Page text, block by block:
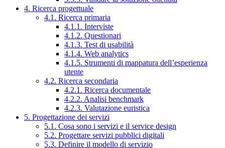
4. Ricerca progettuale
4.1. Ricerca primaria
4.1.1. Interviste
4.1.2. Questionari
4.1.3. Test di usabilità
4.1.4. Web analytics
4.1.5. Strumenti di mappatura dell’esperienza
utente
4.2. Ricerca secondaria
4.2.1. Ricerca documentale
4.2.2. Analisi benchmark
4.2.3. Valutazione euristica
5. Progettazione dei servizi
5.1. Cosa sono i servizi e il service design
5.2. Progettare servizi pubblici digitali
5.3. Definire il modello di servizio